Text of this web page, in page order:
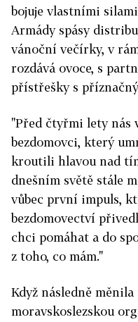
bojuje vlastními
Armády spásy
vánoční večírky, v
rozdává ovoce, s
přístřešky s
"Před čtyřmi lety nás
bezdomovci, který
kroutili hlavou nad
dnešním světě stále
vůbec první impuls,
bezdomovectví
chci pomáhat a do
z toho, co mám."
Když následně
moravskoslezskou